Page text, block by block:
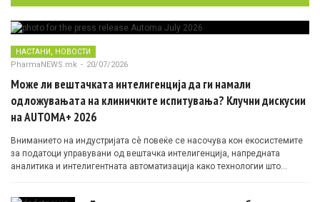
НАСТАНИ НОВОСТИ
PharmaNEWS.mk - 20/07/2026
Може ли вештачката интелигенција да ги намали
одложувањата на клиничките испитувања? Клучни дискусии
на AUTOMA+ 2026
Вниманието на индустријата сè повеќе се насочува кон екосистемите
за податоци управувани од вештачка интелигенција, напредната
аналитика и интелигентната автоматизација како технологии што